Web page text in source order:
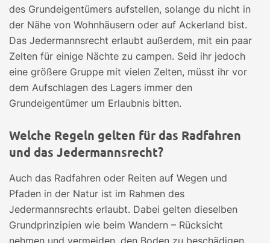
des Grundeigentümers aufstellen, solange du nicht in
der Nähe von Wohnhäusern oder auf Ackerland bist.
Das Jedermannsrecht erlaubt außerdem, mit ein paar
Zelten für einige Nächte zu campen. Seid ihr jedoch
eine größere Gruppe mit vielen Zelten, müsst ihr vor
dem Aufschlagen des Lagers immer den
Grundeigentümer um Erlaubnis bitten.
Welche Regeln gelten für das Radfahren
und das Jedermannsrecht?
Auch das Radfahren oder Reiten auf Wegen und
Pfaden in der Natur ist im Rahmen des
Jedermannsrechts erlaubt. Dabei gelten dieselben
Grundprinzipien wie beim Wandern – Rücksicht
nehmen und vermeiden, den Boden zu beschädigen.